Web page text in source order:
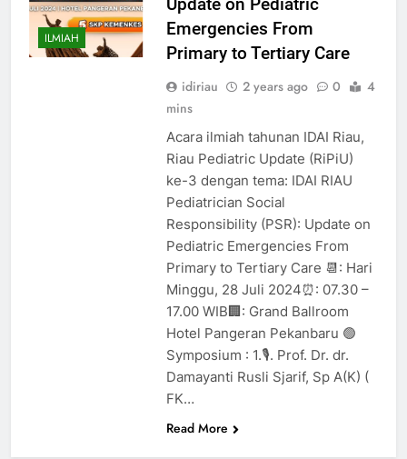
ILMIAH
Emergencies From
Primary to Tertiary Care
idiriau 2 years ago 0
4
mins
Acara ilmiah tahunan IDAI Riau,
Riau Pediatric Update (RiPiU)
ke-3 dengan tema: IDAI RIAU
Pediatrician Social
Responsibility (PSR): Update on
Pediatric Emergencies From
Primary to Tertiary Care 📆: Hari
Minggu, 28 Juli 2024⏰: 07.30 –
17.00 WIB🏢: Grand Ballroom
Hotel Pangeran Pekanbaru 🟢
Symposium : 1.🎙️. Prof. Dr. dr.
Damayanti Rusli Sjarif, Sp A(K) (
FK…
Read More